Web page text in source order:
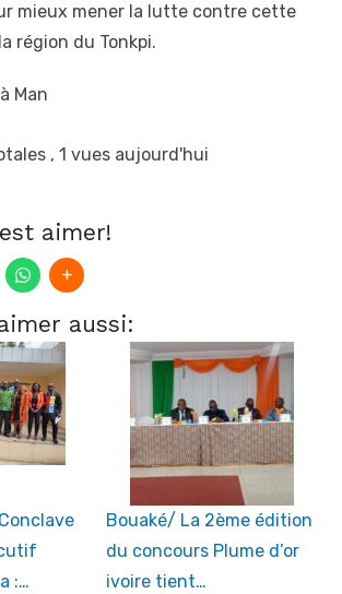
mieux mener la lutte contre cette
région du Tonkpi.
Man
, 1 vues aujourd'hui
aimer!
aussi:
:…
Bouaké/ La 2ème édition
du concours Plume d’or
ivoire tient…